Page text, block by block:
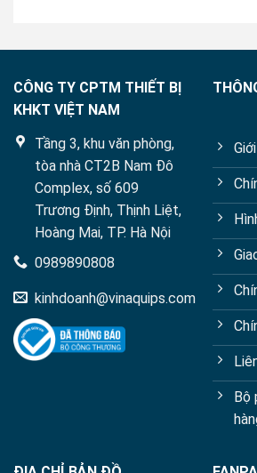
CÔNG TY CPTM THIẾT BỊ
KHKT VIỆT NAM
Tầng 3, khu văn phòng,
tòa nhà CT2B Nam Đô
Complex, số 609
Trương Định, Thịnh Liệt,
Hoàng Mai, TP. Hà Nội
0989890808
kinhdoanh@vinaquips.com
Bộ